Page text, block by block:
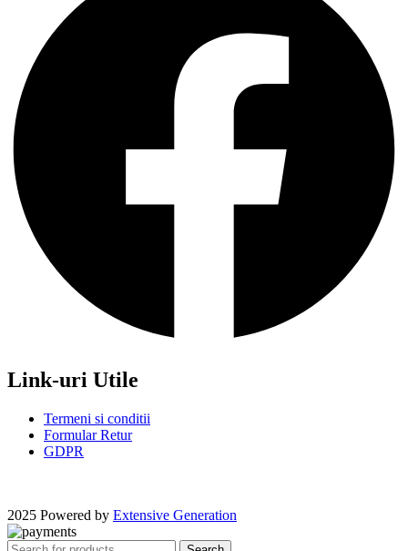
Link-uri Utile
Termeni si conditii
Formular Retur
GDPR
2025 Powered by Extensive Generation